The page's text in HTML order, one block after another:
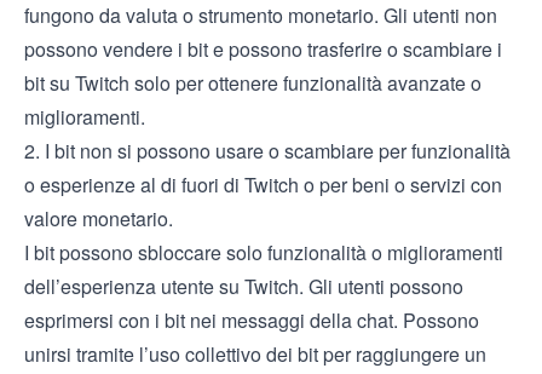
fungono da valuta o strumento monetario. Gli utenti non
possono vendere i bit e possono trasferire o scambiare i
bit su Twitch solo per ottenere funzionalità avanzate o
miglioramenti.
2. I bit non si possono usare o scambiare per funzionalità
o esperienze al di fuori di Twitch o per beni o servizi con
valore monetario.
I bit possono sbloccare solo funzionalità o miglioramenti
dell’esperienza utente su Twitch. Gli utenti possono
esprimersi con i bit nei messaggi della chat. Possono
unirsi tramite l’uso collettivo dei bit per raggiungere un